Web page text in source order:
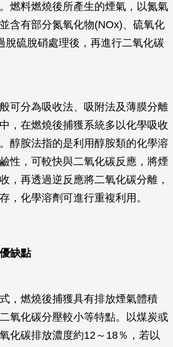
燃料燃燒後所產生的煙氣，以氮氣
含有部分氮氧化物(NOx)、硫氧化
脫硫脫硝處理後，再進行二氧化碳
可分為吸收法、吸附法及薄膜分離
，在燃燒後捕獲系統多以化學吸收
醇胺法指的是利用醇胺類的化學溶
性，可較快與二氧化碳反應，將煙
，再透過逆反應將二氧化碳分離，
，化學溶劑可進行重複利用。
缺點
，燃燒後捕獲具有排放煙氣體積
氧化碳分壓較小等特點。以煤炭或
化碳排放濃度約12～18％，若以